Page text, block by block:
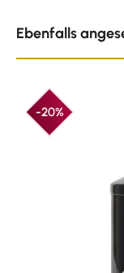
Ebenfalls
-20%